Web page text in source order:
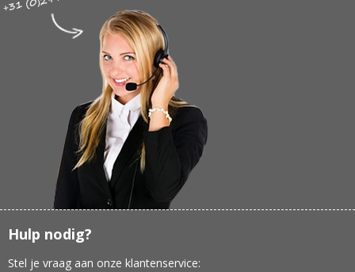
Hulp nodig?
Stel je vraag aan onze klantenservice: